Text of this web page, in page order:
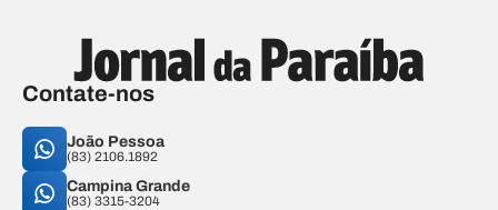
Contate-nos
João Pessoa
(83) 2106.1892
Campina Grande
(83) 3315-3204